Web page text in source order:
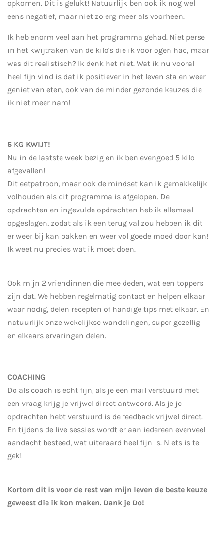
opkomen. Dit is gelukt! Natuurlijk ben ook ik nog wel
eens negatief, maar niet zo erg meer als voorheen.
Ik heb enorm veel aan het programma gehad. Niet perse
in het kwijtraken van de kilo's die ik voor ogen had, maar
was dit realistisch? Ik denk het niet. Wat ik nu vooral
heel fijn vind is dat ik positiever in het leven sta en weer
geniet van eten, ook van de minder gezonde keuzes die
ik niet meer nam!
5 KG KWIJT!
Nu in de laatste week bezig en ik ben evengoed 5 kilo
afgevallen!
Dit eetpatroon, maar ook de mindset kan ik gemakkelijk
volhouden als dit programma is afgelopen. De
opdrachten en ingevulde opdrachten heb ik allemaal
opgeslagen, zodat als ik een terug val zou hebben ik dit
er weer bij kan pakken en weer vol goede moed door kan!
Ik weet nu precies wat ik moet doen.
Ook mijn 2 vriendinnen die mee deden, wat een toppers
zijn dat. We hebben regelmatig contact en helpen elkaar
waar nodig, delen recepten of handige tips met elkaar. En
natuurlijk onze wekelijkse wandelingen, super gezellig
en elkaars ervaringen delen.
COACHING
Do als coach is echt fijn, als je een mail verstuurd met
een vraag krijg je vrijwel direct antwoord. Als je je
opdrachten hebt verstuurd is de feedback vrijwel direct.
En tijdens de live sessies wordt er aan iedereen evenveel
aandacht besteed, wat uiteraard heel fijn is. Niets is te
gek!
Kortom dit is voor de rest van mijn leven de beste keuze
geweest die ik kon maken. Dank je Do!